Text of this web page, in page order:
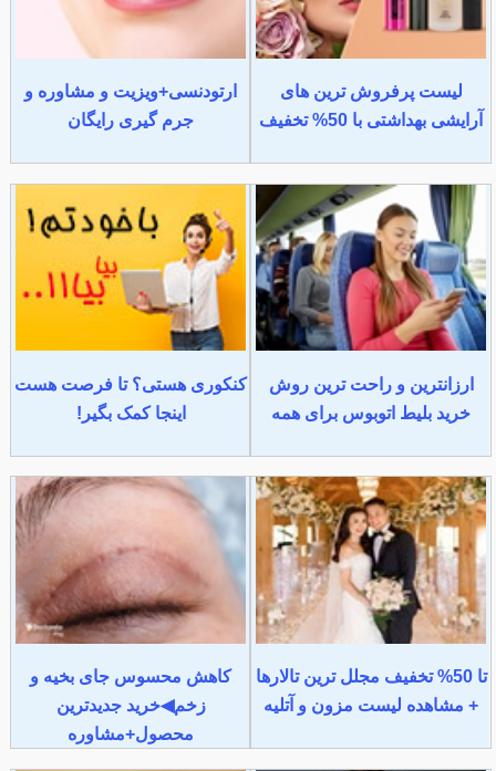
لیست پرفروش ترین های
آرایشی بهداشتی با 50% تخفیف
ارتودنسی+ویزیت و مشاوره و
جرم گیری رایگان
ارزانترین و راحت ترین روش
خرید بلیط اتوبوس برای همه
کنکوری هستی؟ تا فرصت هست
اینجا کمک بگیر!
تا 50% تخفیف مجلل ترین تالارها
+ مشاهده لیست مزون و آتلیه
کاهش محسوس جای بخیه و
زخم◀خرید جدیدترین
محصول+مشاوره